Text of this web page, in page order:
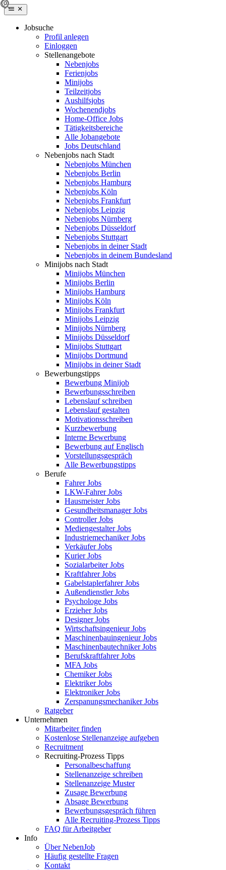
Jobsuche
Profil anlegen
Einloggen
Stellenangebote
Nebenjobs
Ferienjobs
Minijobs
Teilzeitjobs
Aushilfsjobs
Wochenendjobs
Home-Office Jobs
Tätigkeitsbereiche
Alle Jobangebote
Jobs Deutschland
Nebenjobs nach Stadt
Nebenjobs München
Nebenjobs Berlin
Nebenjobs Hamburg
Nebenjobs Köln
Nebenjobs Frankfurt
Nebenjobs Leipzig
Nebenjobs Nürnberg
Nebenjobs Düsseldorf
Nebenjobs Stuttgart
Nebenjobs in deiner Stadt
Nebenjobs in deinem Bundesland
Minijobs nach Stadt
Minijobs München
Minijobs Berlin
Minijobs Hamburg
Minijobs Köln
Minijobs Frankfurt
Minijobs Leipzig
Minijobs Nürnberg
Minijobs Düsseldorf
Minijobs Stuttgart
Minijobs Dortmund
Minijobs in deiner Stadt
Bewerbungstipps
Bewerbung Minijob
Bewerbungsschreiben
Lebenslauf schreiben
Lebenslauf gestalten
Motivationsschreiben
Kurzbewerbung
Interne Bewerbung
Bewerbung auf Englisch
Vorstellungsgespräch
Alle Bewerbungstipps
Berufe
Fahrer Jobs
LKW-Fahrer Jobs
Hausmeister Jobs
Gesundheitsmanager Jobs
Controller Jobs
Mediengestalter Jobs
Industriemechaniker Jobs
Verkäufer Jobs
Kurier Jobs
Sozialarbeiter Jobs
Kraftfahrer Jobs
Gabelstaplerfahrer Jobs
Außendienstler Jobs
Psychologe Jobs
Erzieher Jobs
Designer Jobs
Wirtschaftsingenieur Jobs
Maschinenbauingenieur Jobs
Maschinenbautechniker Jobs
Berufskraftfahrer Jobs
MFA Jobs
Chemiker Jobs
Elektriker Jobs
Elektroniker Jobs
Zerspanungsmechaniker Jobs
Ratgeber
Unternehmen
Mitarbeiter finden
Kostenlose Stellenanzeige aufgeben
Recruitment
Recruiting-Prozess Tipps
Personalbeschaffung
Stellenanzeige schreiben
Stellenanzeige Muster
Zusage Bewerbung
Absage Bewerbung
Bewerbungsgespräch führen
Alle Recruiting-Prozess Tipps
FAQ für Arbeitgeber
Info
Über NebenJob
Häufig gestellte Fragen
Kontakt